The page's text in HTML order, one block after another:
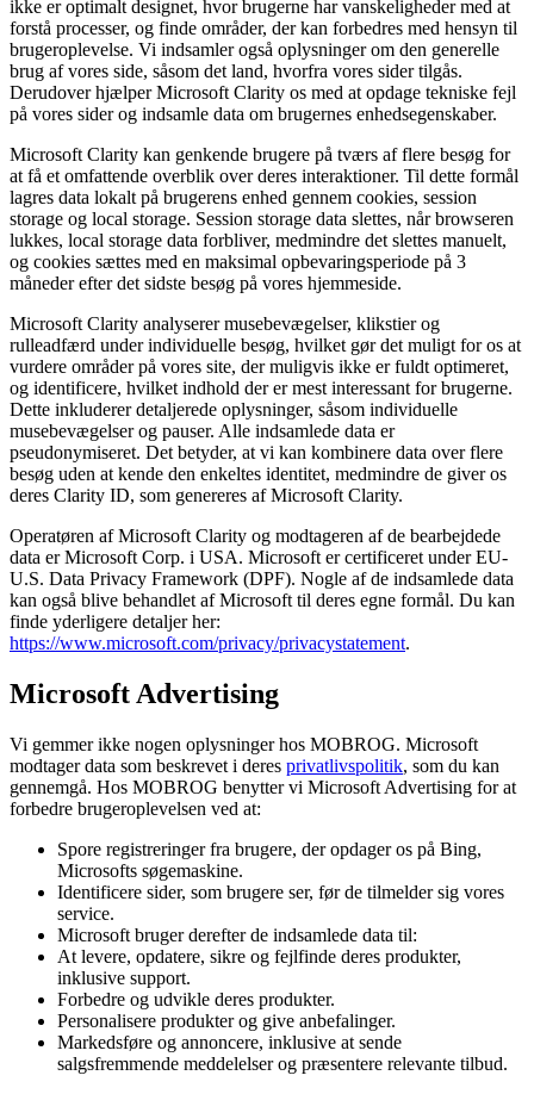
ikke er optimalt designet, hvor brugerne har vanskeligheder med at
forstå processer, og finde områder, der kan forbedres med hensyn til
brugeroplevelse. Vi indsamler også oplysninger om den generelle
brug af vores side, såsom det land, hvorfra vores sider tilgås.
Derudover hjælper Microsoft Clarity os med at opdage tekniske fejl
på vores sider og indsamle data om brugernes enhedsegenskaber.
Microsoft Clarity kan genkende brugere på tværs af flere besøg for
at få et omfattende overblik over deres interaktioner. Til dette formål
lagres data lokalt på brugerens enhed gennem cookies, session
storage og local storage. Session storage data slettes, når browseren
lukkes, local storage data forbliver, medmindre det slettes manuelt,
og cookies sættes med en maksimal opbevaringsperiode på 3
måneder efter det sidste besøg på vores hjemmeside.
Microsoft Clarity analyserer musebevægelser, klikstier og
rulleadfærd under individuelle besøg, hvilket gør det muligt for os at
vurdere områder på vores site, der muligvis ikke er fuldt optimeret,
og identificere, hvilket indhold der er mest interessant for brugerne.
Dette inkluderer detaljerede oplysninger, såsom individuelle
musebevægelser og pauser. Alle indsamlede data er
pseudonymiseret. Det betyder, at vi kan kombinere data over flere
besøg uden at kende den enkeltes identitet, medmindre de giver os
deres Clarity ID, som genereres af Microsoft Clarity.
Operatøren af Microsoft Clarity og modtageren af de bearbejdede
data er Microsoft Corp. i USA. Microsoft er certificeret under EU-
U.S. Data Privacy Framework (DPF). Nogle af de indsamlede data
kan også blive behandlet af Microsoft til deres egne formål. Du kan
finde yderligere detaljer her:
https://www.microsoft.com/privacy/privacystatement.
Microsoft Advertising
Vi gemmer ikke nogen oplysninger hos MOBROG. Microsoft
modtager data som beskrevet i deres privatlivspolitik, som du kan
gennemgå. Hos MOBROG benytter vi Microsoft Advertising for at
forbedre brugeroplevelsen ved at:
Spore registreringer fra brugere, der opdager os på Bing,
Microsofts søgemaskine.
Identificere sider, som brugere ser, før de tilmelder sig vores
service.
Microsoft bruger derefter de indsamlede data til:
At levere, opdatere, sikre og fejlfinde deres produkter,
inklusive support.
Forbedre og udvikle deres produkter.
Personalisere produkter og give anbefalinger.
Markedsføre og annoncere, inklusive at sende
salgsfremmende meddelelser og præsentere relevante tilbud.